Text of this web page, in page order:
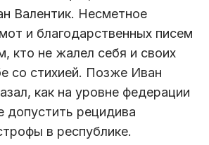
Валентик. Несметное
и благодарственных писем
кто не жалел себя и своих
со стихией. Позже Иван
как на уровне федерации
допустить рецидива
в республике.